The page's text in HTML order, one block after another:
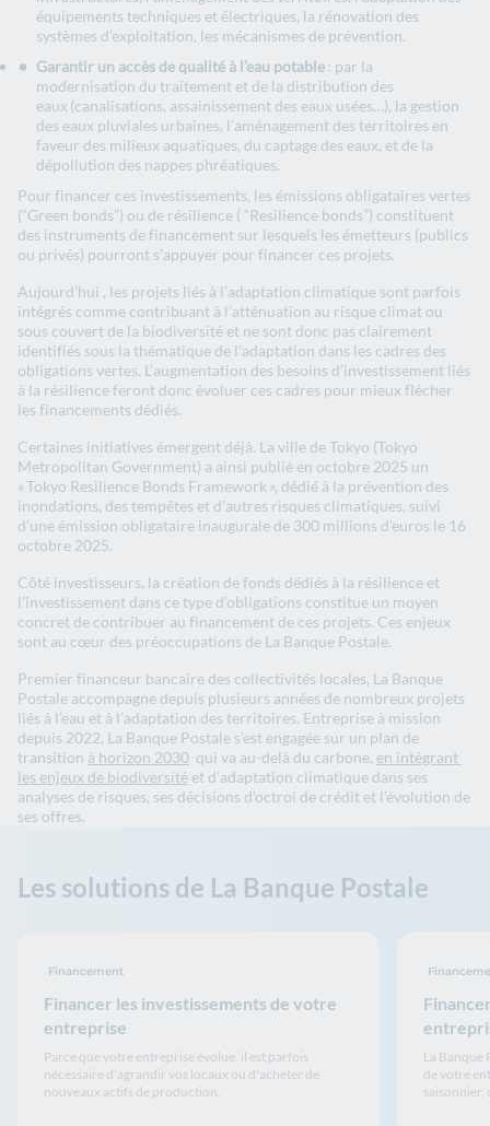
équipements techniques et électriques, la rénovation des
systèmes d’exploitation, les mécanismes de prévention.
Garantir un accès de qualité à l’eau potable​: par la
modernisation du traitement et de la distribution des
eaux (canalisations, assainissement des eaux usées…), la gestion
des eaux pluviales urbaines, l’aménagement des territoires en
faveur des milieux aquatiques, du captage des eaux, et de la
dépollution des nappes phréatiques.
​​​Pour financer ces ​​investissements, les émissions obligataires vertes
(​​“​​Green bonds​​”​​) ou de résilience ( ​​“​​Resilience bond​​s”​​) ​​constituent
des instruments de financement sur lesquels les émetteurs (publics
ou privés) pourront s’appuyer pour financer ces projets.
​​​Aujourd’hui ​, les projets liés à l’adaptation​​ climatique​​ sont parfois
intégrés comme contribuant à l’atténuation au risque climat ou
sous couvert de la biodiversité et ne sont donc pas clairement
identifiés sous la thématique de l’adaptation dans les cadres des
obligations vertes​. ​​​L’augmentation des besoins d’investissement liés
à la résilience feront donc évoluer ces cadres pour mieux flécher
les ​​financements dédiés.
Certaines initiatives émergent déjà. La ville de​​​​ ​Tokyo (Tokyo
Metropolitan Government​) ​​a​​​ ainsi​​​ publié en octobre 2025 ​​un
« Tokyo Resilience Bonds Framework », dédié à la prévention des
inondations​, ​​d​​​​es tempêtes et ​​d’​​autres ​​​risques climatiques​, suivi​
d’une émission obligataire ​inaugurale ​de 300 millions d'euros le 16
octobre 2025.​
Côté investisseurs, la création de fonds dédiés à la résilience et
l’investissement ​​dans​​​ ce type d’obligations ​​​constitue​​​​ un moyen​​
concret​​ de contribuer au financement de ces projets. ​​​Ces enjeux​​​ ​
sont au cœur des préoccupations de La Banque Postale​​​.
Premier​​​​​​ financeur bancaire des collectivités locales, La Banque
Postale ​​​accompagne depuis plusieurs années de nombreux projets
liés à l’eau et à l’adaptation des territoires.​​​​​ ​​​Entreprise à mission
depuis 2022, La Banque Postale s’est engagée sur un plan de
transition à​​ horizon​​ ​​2030 qui va au-delà du carbone, en intégrant ​​
les enjeux de biodiversité et ​​d’adaptation​​ climatique dans ses
analyses de risques, ses décisions d’octroi de crédit et l’évolution de
ses offres.​​​
Les solutions de La Banque Postale
Financer les investissements de votre
entreprise
Financement
Parce que votre entreprise évolue, il est parfois
nécessaire d’agrandir vos locaux ou d'acheter de
nouveaux actifs de production.
La Banque
de votre
saisonnier,